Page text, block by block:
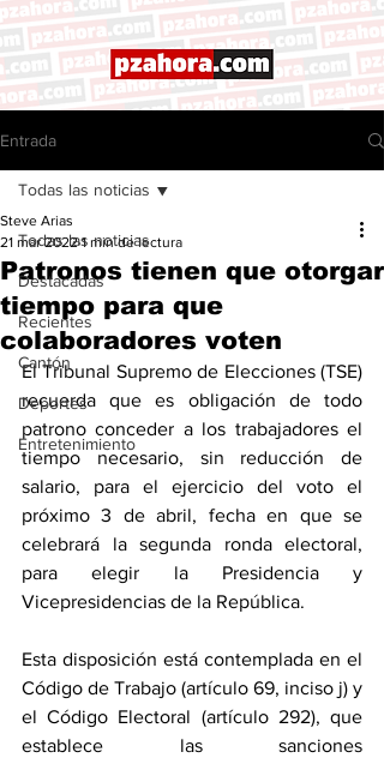
Entrada
Todas las noticias
Destacadas
Recientes
Cantón
Deportes
Entretenimiento
Todas las noticias
Patronos tienen que otorgar
tiempo para que
colaboradores voten
Steve Arias
21 mar 2022 1 min de lectura
El Tribunal Supremo de Elecciones (TSE)
recuerda que es obligación de todo
patrono conceder a los trabajadores el
tiempo necesario, sin reducción de
salario, para el ejercicio del voto el
próximo 3 de abril, fecha en que se
celebrará la segunda ronda electoral,
para elegir la Presidencia y
Vicepresidencias de la República.
Esta disposición está contemplada en el
Código de Trabajo (artículo 69, inciso j) y
el Código Electoral (artículo 292), que
establece las sanciones